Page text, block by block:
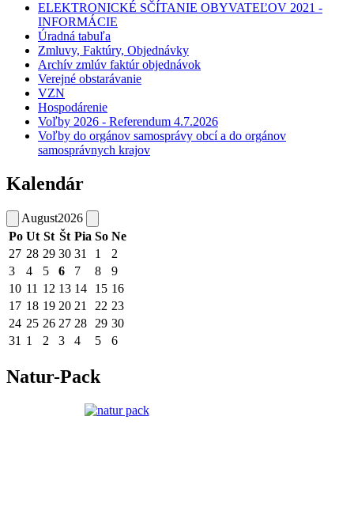
ELEKTRONICKÉ SČÍTANIE OBYVATEĽOV 2021 -
INFORMÁCIE
Úradná tabuľa
Zmluvy, Faktúry, Objednávky
Archív zmlúv faktúr objednávok
Verejné obstarávanie
VZN
Hospodárenie
Voľby 2026 - Referendum 4.7.2026
Voľby do orgánov samosprávy obcí a do orgánov
samosprávnych krajov
Kalendár
August2026
Po Ut St Št Pia So Ne
27 28 29 30 31 1
2
3
4 5 6 7 8
9
10 11 12 13 14 15 16
17 18 19 20 21 22 23
24 25 26 27 28 29 30
31 1 2 3 4 5 6
Natur-Pack